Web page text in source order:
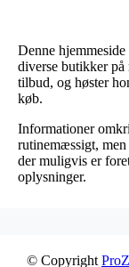
Denne
diverse butikker
tilbud, og høster
køb.
Informationer
rutinemæssigt,
der muligvis er
oplysninger.
© Copyright